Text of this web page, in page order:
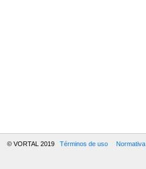
© VORTAL 2019 Términos de uso Normativa